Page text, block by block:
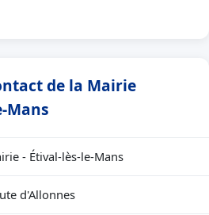
de la Mairie
Mans
- Étival-lès-le-Mans
d'Allonnes